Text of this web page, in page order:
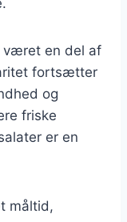
været en del af
fortsætter
og
friske
er en
måltid,